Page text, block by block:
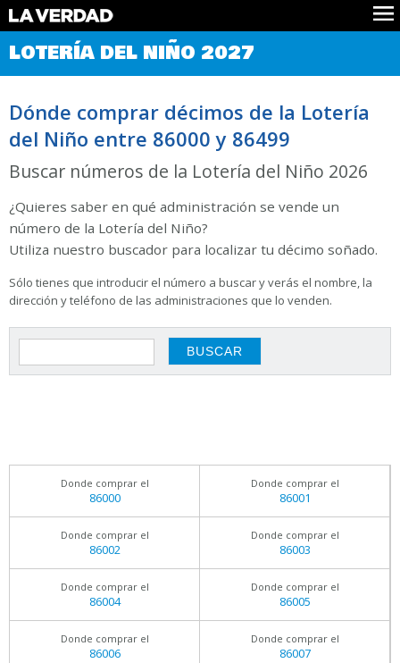
Comprobar Loteria del Niño
Premios
Noticias
Datos
Historia
LOTERÍA DEL NIÑO 2027
Dónde comprar décimos de la Lotería
del Niño entre 86000 y 86499
Buscar números de la Lotería del Niño 2026
¿Quieres saber en qué administración se vende un
número de la Lotería del Niño?
Utiliza nuestro buscador para localizar tu décimo soñado.
Sólo tienes que introducir el número a buscar y verás el nombre, la
dirección y teléfono de las administraciones que lo venden.
Donde comprar el
86000
Donde comprar el
86001
Donde comprar el
86002
Donde comprar el
86003
Donde comprar el
86004
Donde comprar el
86005
Donde comprar el
86006
Donde comprar el
86007